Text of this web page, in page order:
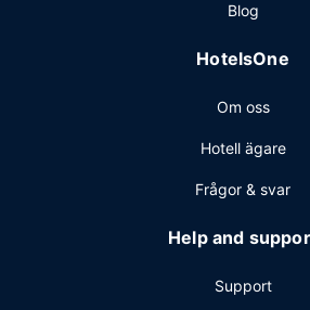
Frukostbuffé serveras dagligen mot
Gäster har tillgång till bland annat
Blog
HotelsOne
Om oss
Hotell ägare
Frågor & svar
Help and
Support